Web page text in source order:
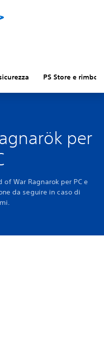
PS Store e
per
War Ragnarok per PC e
da seguire in caso di